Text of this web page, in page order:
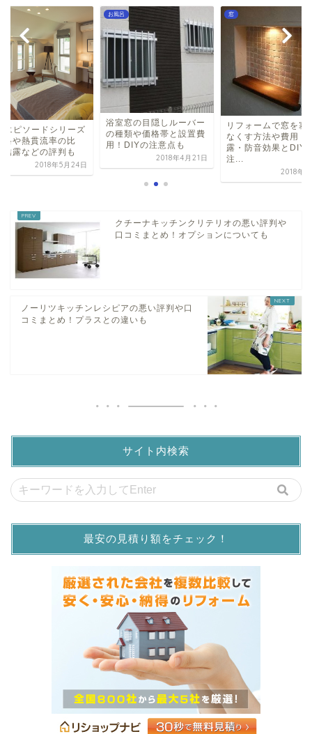
窓の目隠しルーバー
類や価格帯と設置費
DIYの注意点も
2018年4月21日
窓
リフォームで窓を塞ぐ＆
なくす方法や費用！結
露・防音効果とDIYの
2018年6月6日
窓
YKKエピソードシリ
の価格や熱貫流率の
較！結露などの評判
クチーナキッチンクリテリオの悪い評判や
口コミまとめ！オプションについても
ノーリツキッチンレシピアの悪い評判や口
コミまとめ！プラスとの違いも
サイト内検索
最安の見積り額をチェック！